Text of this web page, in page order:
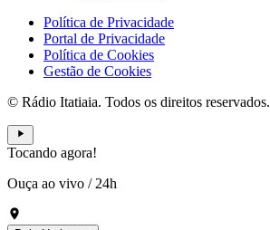
Política de Privacidade
Portal de Privacidade
Política de Cookies
Gestão de Cookies
© Rádio Itatiaia. Todos os direitos reservados.
Tocando agora!
Ouça ao vivo / 24h